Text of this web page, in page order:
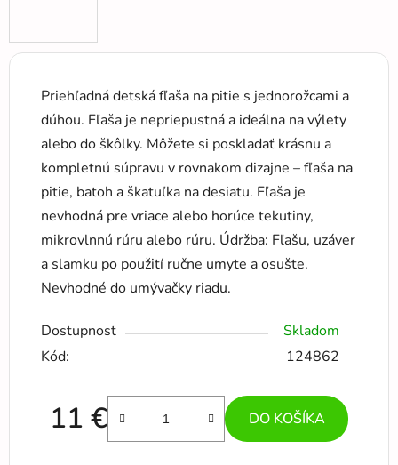
Priehľadná detská fľaša na pitie s jednorožcami a
dúhou. Fľaša je nepriepustná a ideálna na výlety
alebo do škôlky. Môžete si poskladať krásnu a
kompletnú súpravu v rovnakom dizajne – fľaša na
pitie, batoh a škatuľka na desiatu. Fľaša je
nevhodná pre vriace alebo horúce tekutiny,
mikrovlnnú rúru alebo rúru. Údržba: Fľašu, uzáver
a slamku po použití ručne umyte a osušte.
Nevhodné do umývačky riadu.
Dostupnosť
Skladom
Kód:
124862
11 €
Jednotková cena:
DO KOŠÍKA